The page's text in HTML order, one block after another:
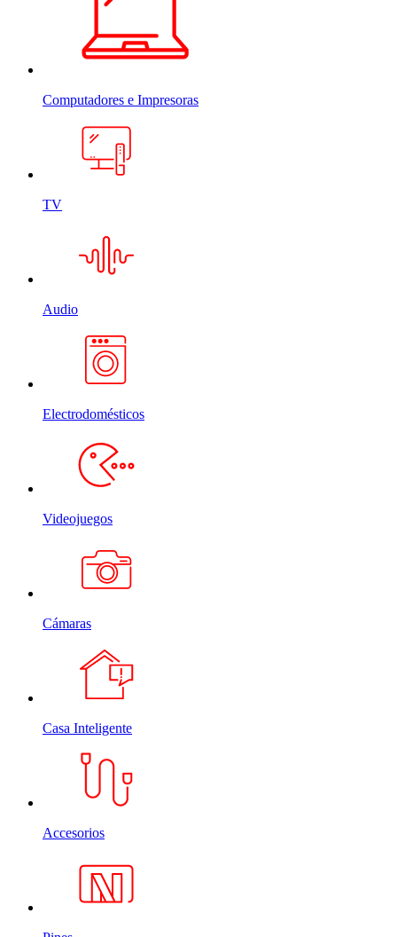
Computadores e Impresoras
TV
Audio
Electrodomésticos
Videojuegos
Cámaras
Casa Inteligente
Accesorios